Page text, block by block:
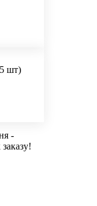
шт)
-